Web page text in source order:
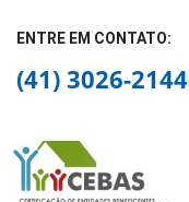
ENTRE EM CONTATO:
(41) 3026-2144